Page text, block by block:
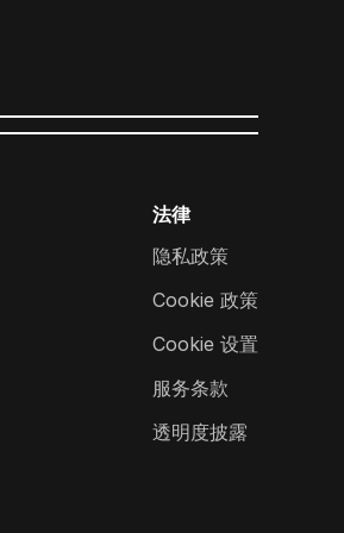
法律
隐私政策
Cookie 政策
Cookie 设置
服务条款
透明度披露